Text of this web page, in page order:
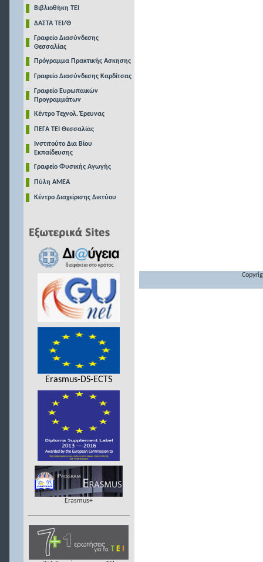
Βιβλιοθήκη ΤΕΙ
ΔΑΣΤΑ ΤΕΙ/Θ
Γραφείο Διασύνδεσης
Θεσσαλίας
Πρόγραμμα Πρακτικής Ασκησης
Γραφείο Διασύνδεσης Καρδίτσας
Γραφείο Ευρωπαικών
Προγραμμάτων
Κέντρο Τεχνολ. Έρευνας
ΠΕΓΑ ΤΕΙ Θεσσαλίας
Ινστιτούτο Δια Βίου
Εκπαίδευσης
Γραφείο Φυσικής Αγωγής
Πύλη ΑΜΕΑ
Κέντρο Διαχείρισης Δικτύου
Erasmus-DS-ECTS
Erasmus+